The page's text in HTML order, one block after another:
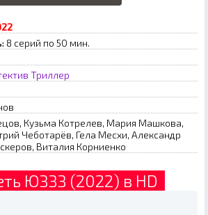
8 серий по 50 мин.
Триллер
Кузьма Котрелев, Мария Машкова,
Чеботарёв, Гела Месхи, Александр
Виталия Корниенко
ЮЗЗЗ (2022) в HD